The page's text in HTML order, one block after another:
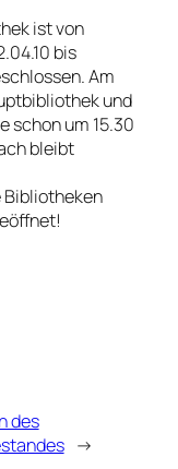
ist von
bis
Am
und
schon um 15.30
bleibt
Bibliotheken
des
→